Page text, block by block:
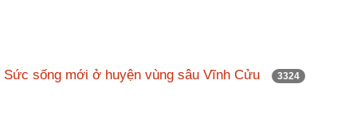
Sức sống mới ở huyện vùng sâu Vĩnh Cửu 3324